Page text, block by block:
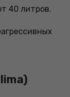
40 литров.